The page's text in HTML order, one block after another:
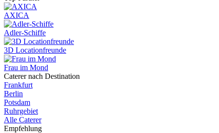
AXICA
Adler-Schiffe
3D Locationfreunde
Frau im Mond
Caterer nach Destination
Frankfurt
Berlin
Potsdam
Ruhrgebiet
Alle Caterer
Empfehlung